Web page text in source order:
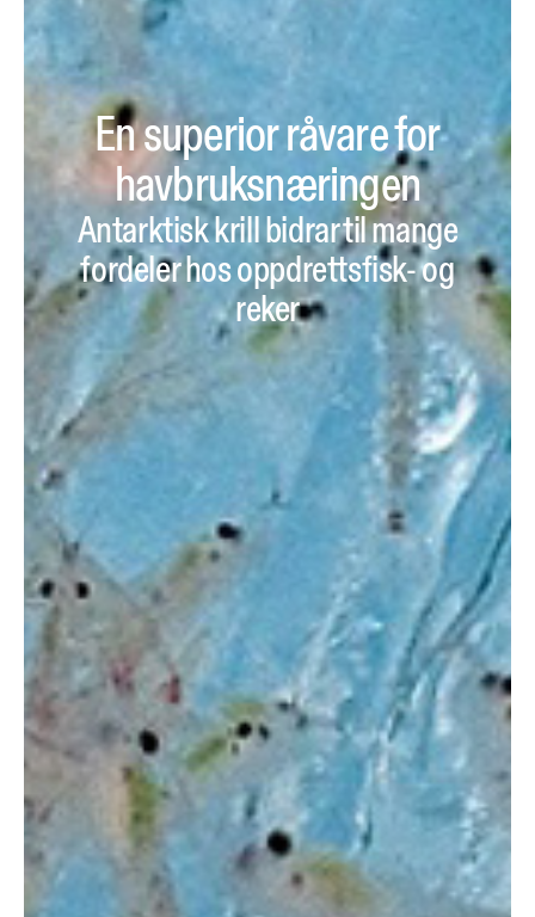
En superior råvare for
havbruksnæringen
Antarktisk krill bidrar til mange
fordeler hos oppdrettsfisk- og
reker